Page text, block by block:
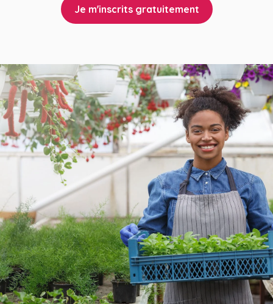
Je m'inscrits gratuitement